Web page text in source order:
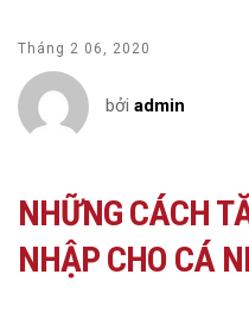
Tháng 2 06, 2020
bởi admin
NHỮNG CÁCH
NHẬP CHO CÁ